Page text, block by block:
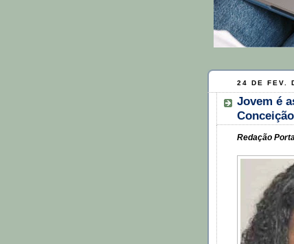
24 DE FEV.
Jovem é
Redação